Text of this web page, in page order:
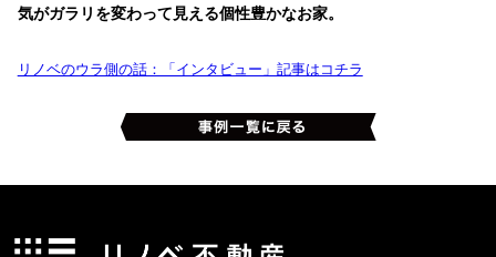
気がガラリを変わって見える個性豊かなお家。
リノベのウラ側の話：「インタビュー」記事はコチラ